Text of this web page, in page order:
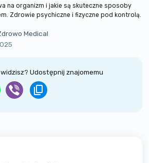
na organizm i jakie są skuteczne sposoby
Zdrowie psychiczne i fizyczne pod kontrolą.
Medical
kliniki Zdrowo Medical. Piszemy prosto
Udostępnij znajomemu